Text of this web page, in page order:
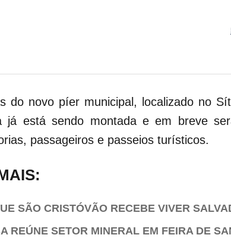
do novo píer municipal, localizado no
já está sendo montada e em breve
passageiros e passeios turísticos.
SÃO CRISTÓVÃO RECEBE VIVER
REÚNE SETOR MINERAL EM FEIRA DE